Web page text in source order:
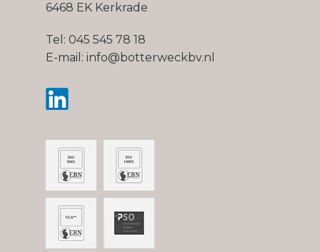
6468 EK Kerkrade
Tel: 045 545 78 18
E-mail: info@botterweckbv.nl